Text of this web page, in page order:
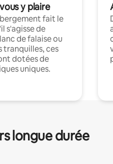
y plaire
fait le
s'agisse de
de falaise ou
tranquilles, ces
dotées de
uniques.
longue durée